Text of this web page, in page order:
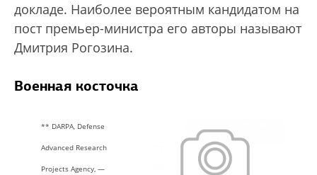
докладе. Наиболее вероятным кандидатом на
пост премьер-министра его авторы называют
Дмитрия Рогозина.
Военная косточка
** DARPA, Defense
Advanced Research
Projects Agency, —